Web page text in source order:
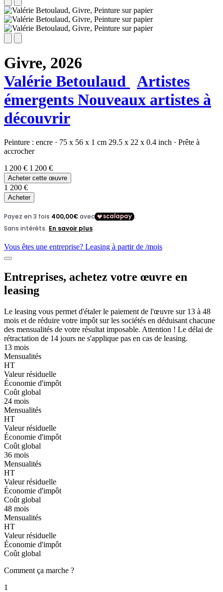
Givre, 2026
Valérie Betoulaud
Artistes
émergents Nouveaux artistes à
découvrir
Peinture : encre · 75 x 56 x 1 cm 29.5 x 22 x 0.4 inch · Prête à
accrocher
1 200 € 1 200 €
Acheter cette œuvre
1 200 €
Acheter
Vous êtes une entreprise? Leasing à partir de /mois
Entreprises, achetez votre œuvre en
leasing
Le leasing vous permet d'étaler le paiement de l'œuvre sur 13 à 48
mois et de réduire votre impôt sur les sociétés en déduisant chacune
des mensualités de votre résultat imposable. Attention ! Le délai de
rétractation de 14 jours ne s'applique pas en cas de leasing.
13 mois
Mensualités
HT
Valeur résiduelle
Économie d'impôt
Coût global
24 mois
Mensualités
HT
Valeur résiduelle
Économie d'impôt
Coût global
36 mois
Mensualités
HT
Valeur résiduelle
Économie d'impôt
Coût global
48 mois
Mensualités
HT
Valeur résiduelle
Économie d'impôt
Coût global
Comment ça marche ?
1